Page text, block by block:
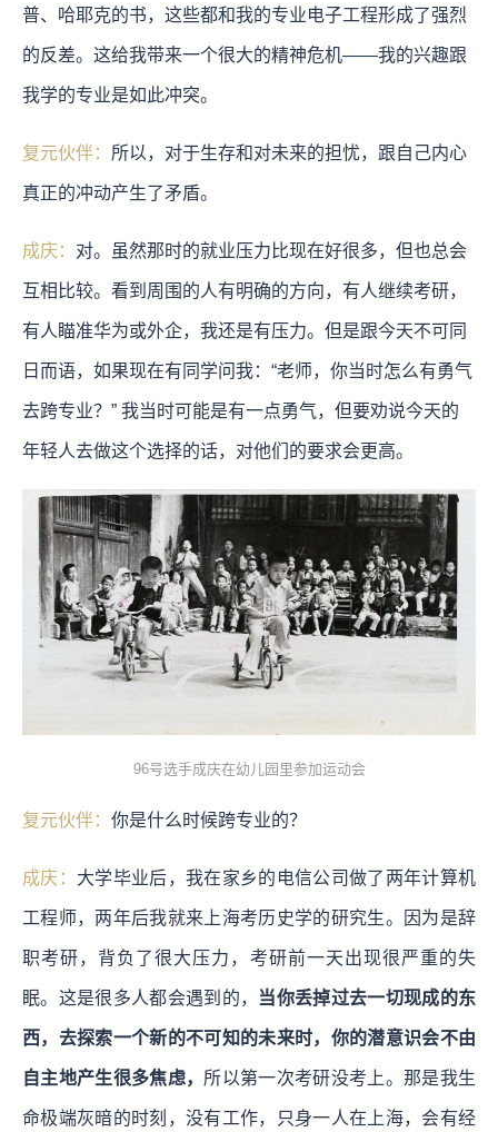
普、哈耶克的书，这些都和我的专业电子工程形成了强烈
的反差。这给我带来一个很大的精神危机——我的兴趣跟
我学的专业是如此冲突。
复元伙伴： 所以，对于生存和对未来的担忧，跟自己内心
真正的冲动产生了矛盾。
成庆： 对。虽然那时的就业压力比现在好很多，但也总会
互相比较。看到周围的人有明确的方向，有人继续考研，
有人瞄准华为或外企，我还是有压力。但是跟今天不可同
日而语，如果现在有同学问我：“老师，你当时怎么有勇气
去跨专业？” 我当时可能是有一点勇气，但要劝说今天的
年轻人去做这个选择的话，对他们的要求会更高。
96号选手成庆在幼儿园里参加运动会
复元伙伴： 你是什么时候跨专业的？
成庆： 大学毕业后，我在家乡的电信公司做了两年计算机
工程师，两年后我就来上海考历史学的研究生。因为是辞
职考研，背负了很大压力，考研前一天出现很严重的失
眠。这是很多人都会遇到的， 当你丢掉过去一切现成的东
西，去探索一个新的不可知的未来时，你的潜意识会不由
自主地产生很多焦虑， 所以第一次考研没考上。那是我生
命极端灰暗的时刻，没有工作，只身一人在上海，会有经